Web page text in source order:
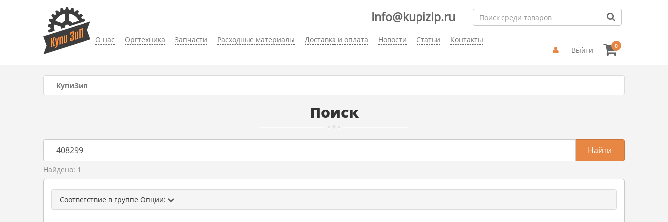
О нас Оргтехника Запчасти Расходные материалы Доставка и оплата Новости Статьи Контакты
Info@kupizip.ru
Выйти 0
КупиЗип
Поиск
Найдено: 1
Соответствие в группе Опции: